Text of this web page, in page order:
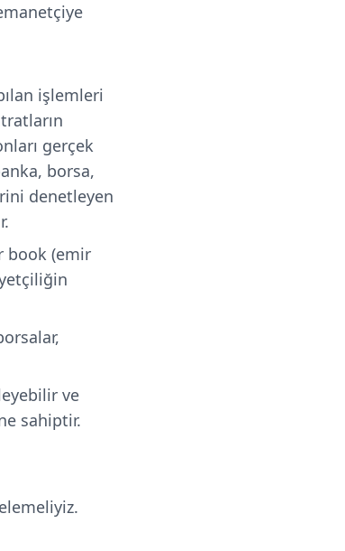
işlemleri
gerçek
borsa,
denetleyen
book (emir
ve
sahiptir.